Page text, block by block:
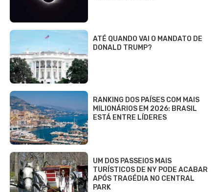
ATÉ QUANDO VAI O MANDATO DE
DONALD TRUMP?
RANKING DOS PAÍSES COM MAIS
MILIONÁRIOS EM 2026: BRASIL
ESTÁ ENTRE LÍDERES
UM DOS PASSEIOS MAIS
TURÍSTICOS DE NY PODE ACABAR
APÓS TRAGÉDIA NO CENTRAL
PARK